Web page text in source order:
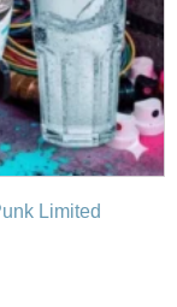
Limited